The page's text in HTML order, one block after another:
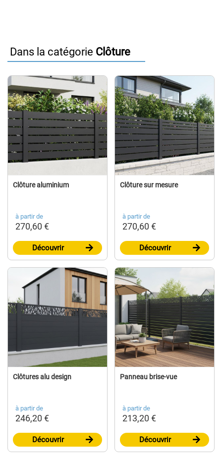
Dans la catégorie Clôture
Clôture aluminium
à partir de
270,60 €
Découvrir
Clôture sur mesure
à partir de
270,60 €
Découvrir
Clôtures alu design
à partir de
246,20 €
Découvrir
Panneau brise-vue
à partir de
213,20 €
Découvrir